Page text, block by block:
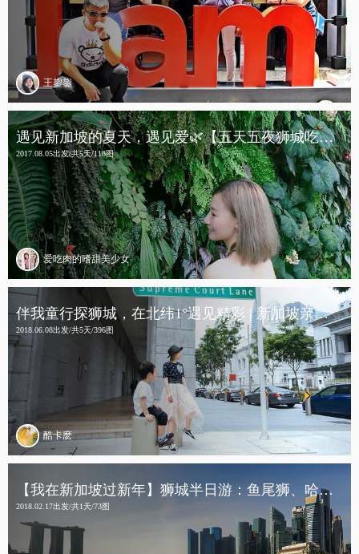
王鋆鋆
遇见新加坡的夏天，遇见爱🌿【五天五夜狮城吃喝玩乐全攻略】
2017.08.05出发/共5天/118图
爱吃肉的嗜甜美少女
伴我童行探狮城，在北纬1°遇见精彩 | 新加坡亲子游
2018.06.08出发/共5天/396图
酷卡麽
【我在新加坡过新年】狮城半日游：鱼尾狮、哈芝巷、小印度
2018.02.17出发/共1天/73图